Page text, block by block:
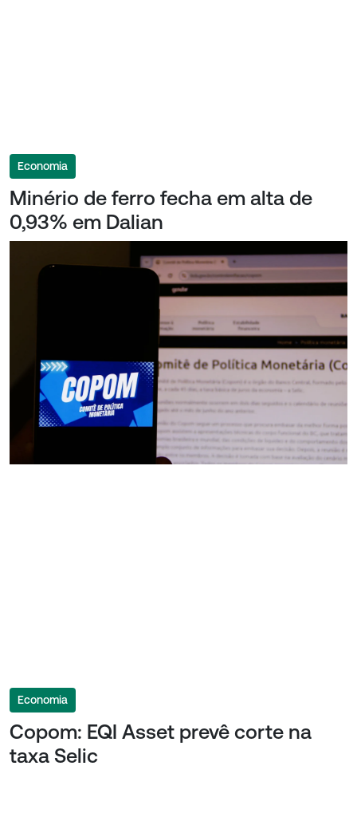
Economia
Minério de ferro fecha em alta de
0,93% em Dalian
Economia
Copom: EQI Asset prevê corte na
taxa Selic